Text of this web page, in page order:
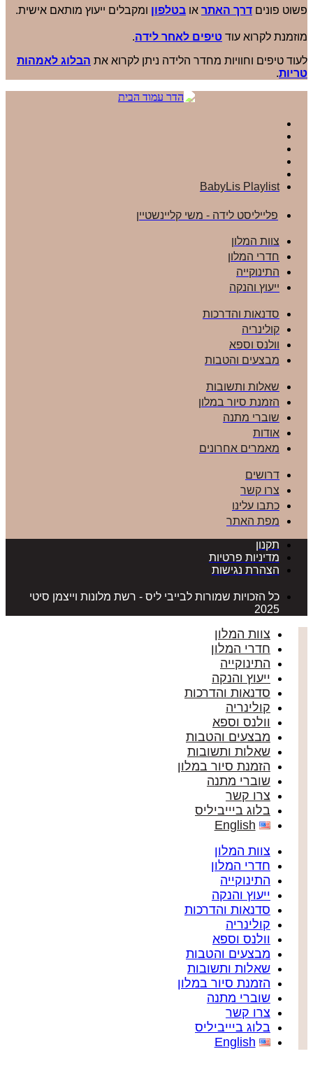
פשוט פונים דרך האתר או בטלפון ומקבלים ייעוץ מותאם אישית.
מוזמנת לקרוא עוד טיפים לאחר לידה.
לעוד טיפים וחוויות מחדר הלידה ניתן לקרוא את הבלוג לאמהות
טריות.
BabyLis Playlist
פלייליסט לידה - משי קליינשטיין
צוות המלון
חדרי המלון
התינוקייה
ייעוץ והנקה
סדנאות והדרכות
קולינריה
וולנס וספא
מבצעים והטבות
שאלות ותשובות
הזמנת סיור במלון
שוברי מתנה
אודות
מאמרים אחרונים
דרושים
צרו קשר
כתבו עלינו
מפת האתר
תקנון
מדיניות פרטיות
הצהרת נגישות
כל הזכויות שמורות לבייבי ליס - רשת מלונות וייצמן סיטי
2025
צוות המלון
חדרי המלון
התינוקייה
ייעוץ והנקה
סדנאות והדרכות
קולינריה
וולנס וספא
מבצעים והטבות
שאלות ותשובות
הזמנת סיור במלון
שוברי מתנה
צרו קשר
בלוג ביייביליס
English
צוות המלון
חדרי המלון
התינוקייה
ייעוץ והנקה
סדנאות והדרכות
קולינריה
וולנס וספא
מבצעים והטבות
שאלות ותשובות
הזמנת סיור במלון
שוברי מתנה
צרו קשר
בלוג ביייביליס
English